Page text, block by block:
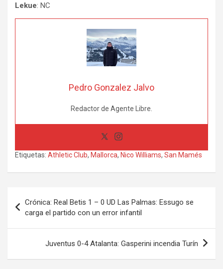
Lekue: NC
Pedro Gonzalez Jalvo
Redactor de Agente Libre.
Etiquetas: Athletic Club, Mallorca, Nico Williams, San Mamés
de
entradas
Crónica: Real Betis 1 – 0 UD Las Palmas: Essugo se
carga el partido con un error infantil
Juventus 0-4 Atalanta: Gasperini incendia Turín